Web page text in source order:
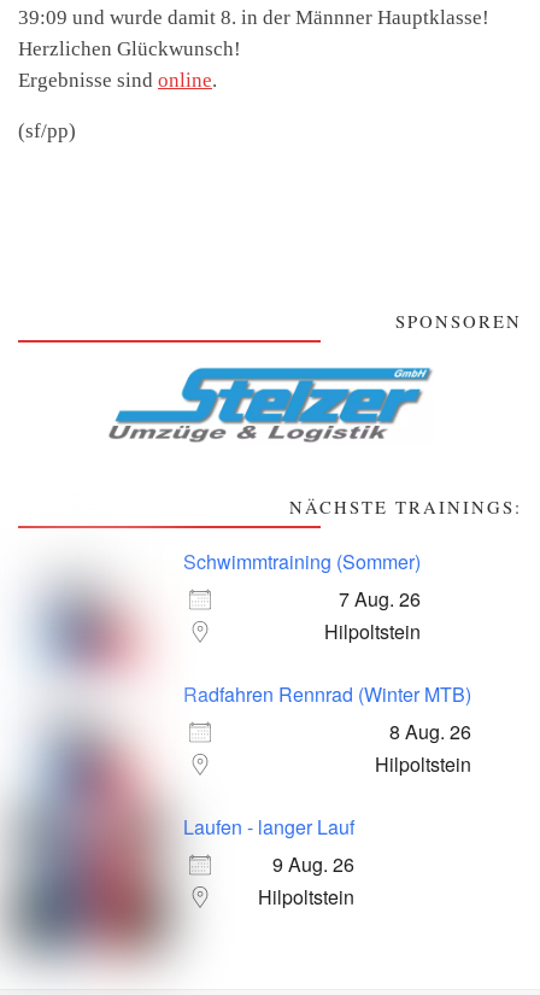
39:09 und wurde damit 8. in der Männner Hauptklasse!
Herzlichen Glückwunsch!
Ergebnisse sind online.
(sf/pp)
SPONSOREN
NÄCHSTE TRAININGS:
Schwimmtraining (Sommer)
7 Aug. 26
Hilpoltstein
Radfahren Rennrad (Winter MTB)
8 Aug. 26
Hilpoltstein
Laufen - langer Lauf
9 Aug. 26
Hilpoltstein